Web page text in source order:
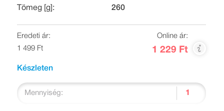
Tömeg [g]:
260
Eredeti ár:
1 499 Ft
Online ár:
1 229 Ft
Készleten
Mennyiség: